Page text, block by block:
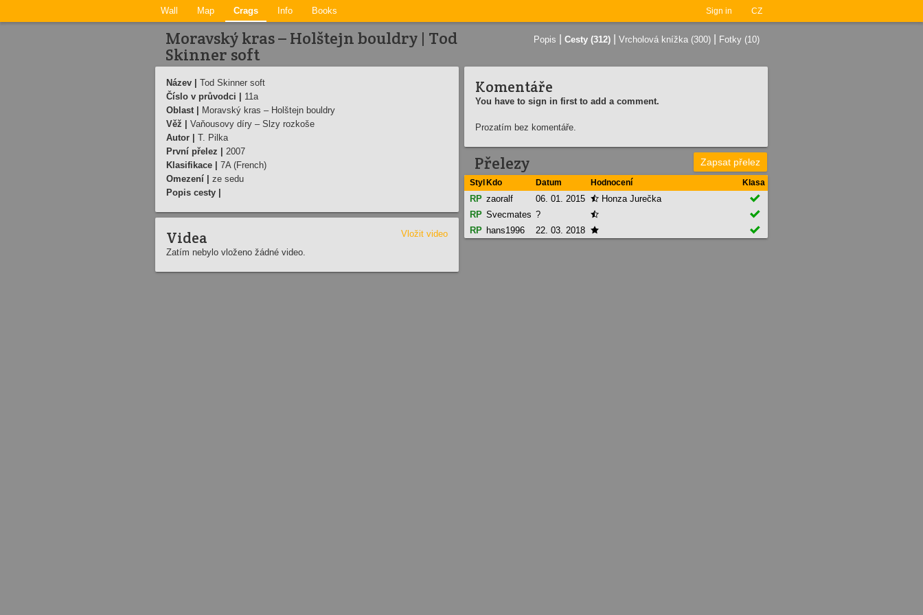
Sign in CZ
Wall Map Crags Info Books
Moravský kras – Holštejn bouldry | Tod
Skinner soft
Popis Cesty (312) Vrcholová knížka (300) Fotky (10)
Název |
Tod Skinner soft
Číslo v průvodci |
11a
Oblast |
Moravský kras – Holštejn bouldry
Věž |
Vaňousovy díry – Slzy rozkoše
Autor |
T. Pilka
První přelez |
2007
Klasifikace |
7A (French)
Omezení |
ze sedu
Popis cesty |
Videa
Vložit video
Zatím nebylo vloženo žádné video.
Komentáře
You have to sign in first to add a comment.
Prozatím bez komentáře.
Přelezy Zapsat přelez
StylKdo Datum Hodnocení Klasa
RP zaoralf 06. 01. 2015  Honza Jurečka

RP Svecmates ? 

RP hans1996 22. 03. 2018  